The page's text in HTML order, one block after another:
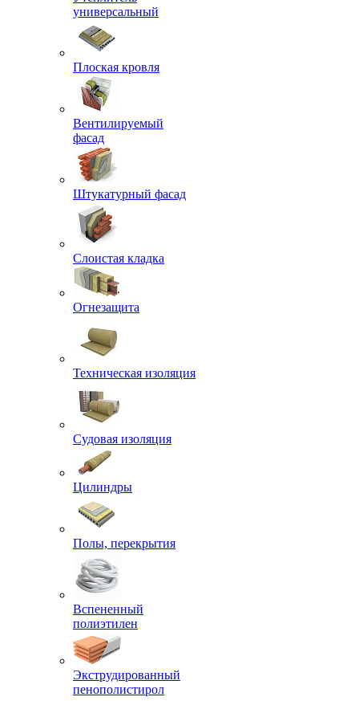
универсальный
Плоская кровля
Вентилируемый
фасад
Штукатурный фасад
Слоистая кладка
Огнезащита
Техническая изоляция
Судовая изоляция
Цилиндры
Полы, перекрытия
Вспененный
полиэтилен
Экструдированный
пенополистирол